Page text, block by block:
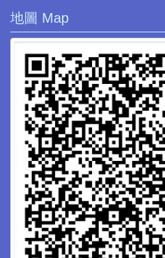
地圖 Map